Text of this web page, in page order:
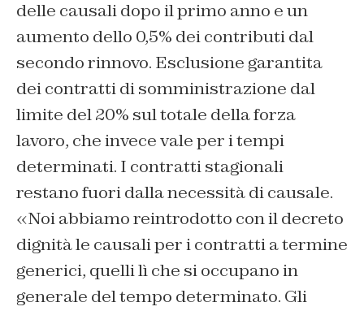
delle causali dopo il primo anno e un
aumento dello 0,5% dei contributi dal
secondo rinnovo. Esclusione garantita
dei contratti di somministrazione dal
limite del 20% sul totale della forza
lavoro, che invece vale per i tempi
determinati. I contratti stagionali
restano fuori dalla necessità di causale.
«Noi abbiamo reintrodotto con il decreto
dignità le causali per i contratti a termine
generici, quelli lì che si occupano in
generale del tempo determinato. Gli